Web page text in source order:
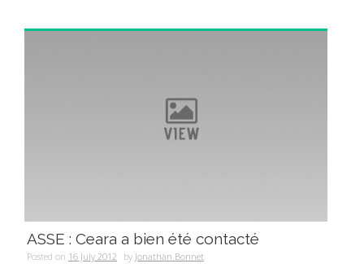
ASSE : Ceara a bien été contacté
Posted on 16 July 2012 byJonathan Bonnet